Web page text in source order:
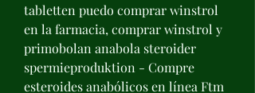
tabletten puedo comprar winstrol
en la farmacia, comprar winstrol y
primobolan anabola steroider
spermieproduktion - Compre
esteroides anabólicos en línea Ftm